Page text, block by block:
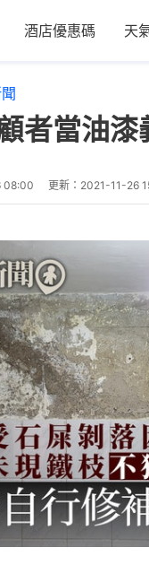
酒店優惠碼 天
者當油
08:00 更新： 2021-11-26